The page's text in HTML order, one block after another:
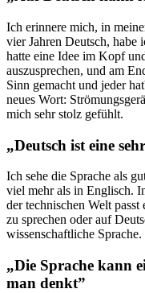
Ich erinnere mich, in
vier Jahren Deutsch, habe
hatte eine Idee im Kopf
auszusprechen, und am
Sinn gemacht und jeder
neues Wort:
mich sehr stolz gefühlt.
„Deutsch ist eine
Ich sehe die Sprache als
viel mehr als in Englisch.
der technischen Welt
zu sprechen oder auf
wissenschaftliche Sprache.
„Die Sprache kann
man denkt”